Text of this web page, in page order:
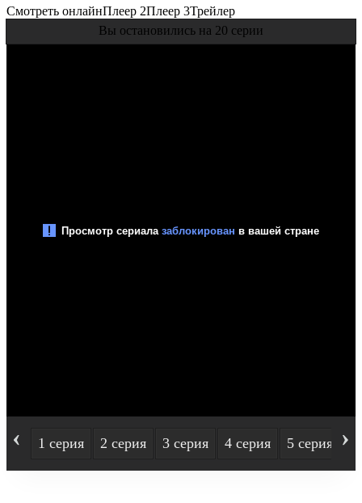
Смотреть онлайнПлеер 2Плеер 3Трейлер
Вы остановились на 20 серии
‹ 1 серия 2 серия 3 серия 4 серия 5 серия ›